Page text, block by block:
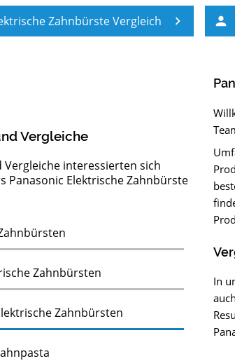
Zahnbürste Vergleich
Vergleiche
Vergleiche interessierten sich
Panasonic Elektrische Zahnbürste
Zahnbürsten
Zahnbürsten
In